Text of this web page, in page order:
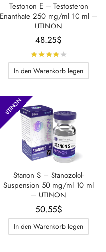
Testonon E – Testosteron
Enanthate 250 mg/ml 10 ml –
UTINON
48.25$
In den Warenkorb legen
UTINON
Stanon S – Stanozolol-
Suspension 50 mg/ml 10 ml
– UTINON
50.55$
In den Warenkorb legen